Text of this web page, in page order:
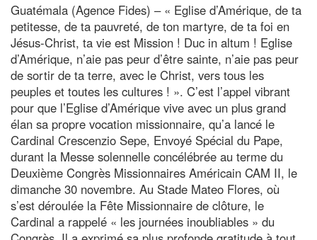
Guatémala (Agence Fides) – « Eglise d’Amérique, de ta
petitesse, de ta pauvreté, de ton martyre, de ta foi en
Jésus-Christ, ta vie est Mission ! Duc in altum ! Eglise
d’Amérique, n’aie pas peur d’être sainte, n’aie pas peur
de sortir de ta terre, avec le Christ, vers tous les
peuples et toutes les cultures ! ». C’est l’appel vibrant
pour que l’Eglise d’Amérique vive avec un plus grand
élan sa propre vocation missionnaire, qu’a lancé le
Cardinal Crescenzio Sepe, Envoyé Spécial du Pape,
durant la Messe solennelle concélébrée au terme du
Deuxième Congrès Missionnaires Américain CAM II, le
dimanche 30 novembre. Au Stade Mateo Flores, où
s’est déroulée la Fête Missionnaire de clôture, le
Cardinal a rappelé « les journées inoubliables » du